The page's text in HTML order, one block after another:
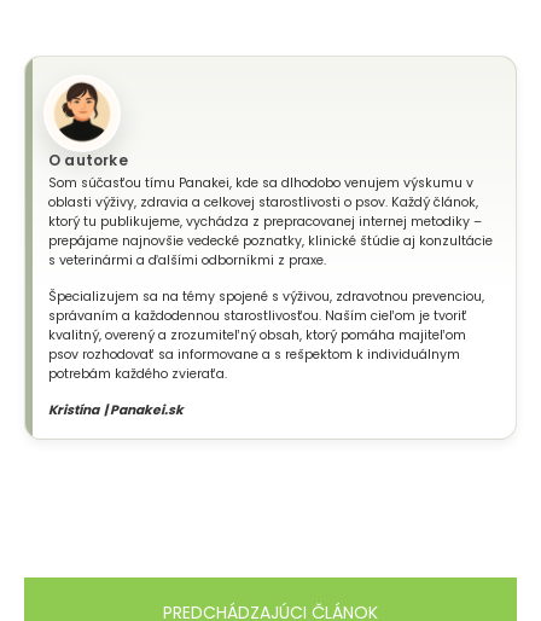
O autorke
Som súčasťou tímu Panakei, kde sa dlhodobo venujem výskumu v
oblasti výživy, zdravia a celkovej starostlivosti o psov. Každý článok,
ktorý tu publikujeme, vychádza z prepracovanej internej metodiky –
prepájame najnovšie vedecké poznatky, klinické štúdie aj konzultácie
s veterinármi a ďalšími odborníkmi z praxe.
Špecializujem sa na témy spojené s výživou, zdravotnou prevenciou,
správaním a každodennou starostlivosťou. Naším cieľom je tvoriť
kvalitný, overený a zrozumiteľný obsah, ktorý pomáha majiteľom
psov rozhodovať sa informovane a s rešpektom k individuálnym
potrebám každého zvieraťa.
Kristína | Panakei.sk
PREDCHÁDZAJÚCI ČLÁNOK